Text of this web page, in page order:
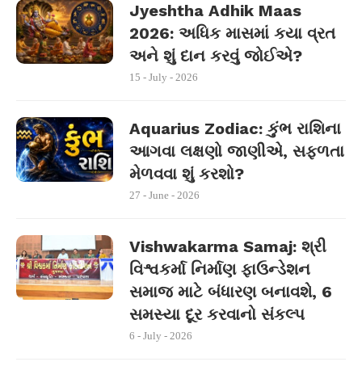
Jyeshtha Adhik Maas
2026: અધિક માસમાં કયા વ્રત
અને શું દાન કરવું જોઈએ?
15 - July - 2026
Aquarius Zodiac: કુંભ રાશિના
આગવા લક્ષણો જાણીએ, સફળતા
મેળવવા શું કરશો?
27 - June - 2026
Vishwakarma Samaj: શ્રી
વિશ્વકર્મા નિર્માણ ફાઉન્ડેશન
સમાજ માટે બંધારણ બનાવશે, 6
સમસ્યા દૂર કરવાનો સંકલ્પ
6 - July - 2026